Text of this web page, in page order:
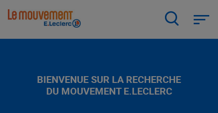
BIENVENUE SUR LA RECHERCHE
DU MOUVEMENT E.LECLERC